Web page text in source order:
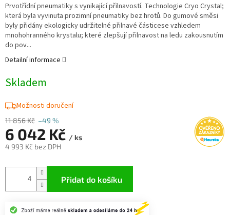
11 856 Kč –49 %
6 042 Kč / ks
4 993 Kč bez DPH
Skladem
Možnosti doručení
Přidat do košíku
Prvotřídní pneumatiky s vynikající přilnavostí. Technologie Cryo Crystal;
která byla vyvinuta prozimní pneumatiky bez hrotů. Do gumové směsi
byly přidány ekologicky udržitelné přilnavé částicese vzhledem
mnohohranného krystalu; které zlepšují přilnavost na ledu zakousnutím
do pov...
Detailní informace